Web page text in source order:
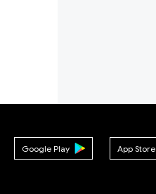
App Store
Google Play